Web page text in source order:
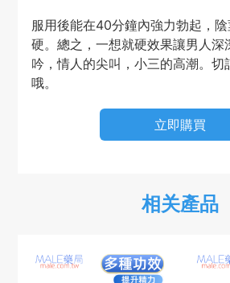
服用後能在40分鐘內強力勃起，
硬。總之，一想就硬效果讓男人深
吟，情人的尖叫，小三的高潮。切
哦。
立即購買
相关產品